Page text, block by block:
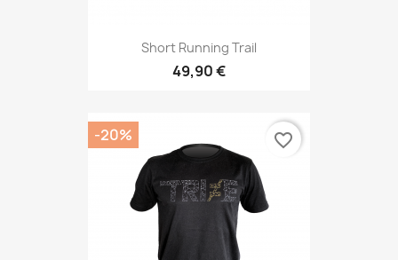
Short Running Trail
49,90 €
-20% favorite_border